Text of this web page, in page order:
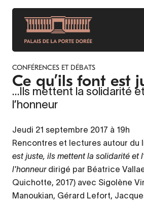
Aller
contenu
principal
CONFÉRENCES ET DÉBATS
Ce qu’ils font est
…Ils mettent la solidarité
l’honneur
Jeudi 21 septembre 2017 à 19h
Rencontres et lectures autour du
est juste, ils mettent la solidarité et
l'honneurdirigé par Béatrice
Quichotte, 2017) avec Sigolène
Manoukian, Gérard Lefort,